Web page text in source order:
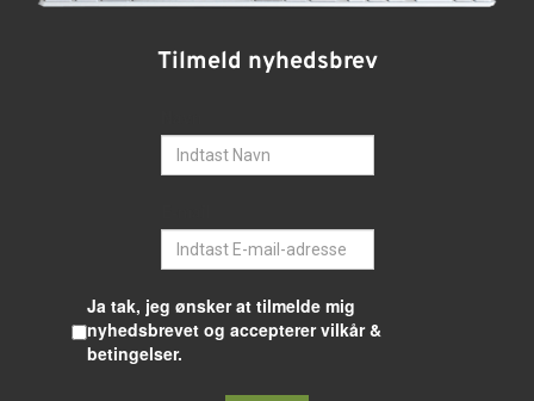
Tilmeld nyhedsbrev
Ja tak, jeg ønsker at tilmelde mig
nyhedsbrevet og accepterer vilkår &
betingelser.